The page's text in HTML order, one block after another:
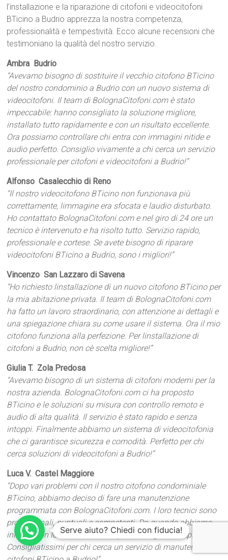
l’installazione e la riparazione di citofoni e videocitofoni
BTicino a Budrio apprezza la nostra competenza,
professionalità e tempestività. Ecco alcune recensioni che
testimoniano la qualità del nostro servizio.
Ambra  Budrio
“Avevamo bisogno di sostituire il vecchio citofono BTicino
del nostro condominio a Budrio con un nuovo sistema di
videocitofoni. Il team di BolognaCitofoni.com è stato
impeccabile: hanno consigliato la soluzione migliore,
installato tutto rapidamente e con un risultato eccellente.
Ora possiamo controllare chi entra con immagini nitide e
audio perfetto. Consiglio vivamente a chi cerca un servizio
professionale per citofoni e videocitofoni a Budrio!”
Alfonso  Casalecchio di Reno
“Il nostro videocitofono BTicino non funzionava più
correttamente, limmagine era sfocata e laudio disturbato.
Ho contattato BolognaCitofoni.com e nel giro di 24 ore un
tecnico è intervenuto e ha risolto tutto. Servizio rapido,
professionale e cortese. Se avete bisogno di riparare
videocitofoni BTicino a Budrio, sono i migliori!”
Vincenzo  San Lazzaro di Savena
“Ho richiesto linstallazione di un nuovo citofono BTicino per
la mia abitazione privata. Il team di BolognaCitofoni.com
ha fatto un lavoro straordinario, con attenzione ai dettagli e
una spiegazione chiara su come usare il sistema. Ora il mio
citofono funziona alla perfezione. Per linstallazione di
citofoni a Budrio, non cè scelta migliore!”
Giulia T.  Zola Predosa
“Avevamo bisogno di un sistema di citofoni moderni per la
nostra azienda. BolognaCitofoni.com ci ha proposto
BTicino e le soluzioni su misura con controllo remoto e
audio di alta qualità. Il servizio è stato rapido e senza
intoppi. Finalmente abbiamo un sistema di videocitofonia
che ci garantisce sicurezza e comodità. Perfetto per chi
cerca soluzioni di videocitofoni a Budrio!”
Luca V.  Castel Maggiore
“Dopo vari problemi con il nostro citofono condominiale
BTicino, abbiamo deciso di fare una manutenzione
programmata con BolognaCitofoni.com. I loro tecnici sono
professionali, puntuali e competenti. Da quando abbiamo
iniziato con loro, non abbiamo più avuto guasti improvvisi.
Consigliatissimi per chi cerca un servizio di manutenzione
Serve aiuto? Chiedi con fiducia!